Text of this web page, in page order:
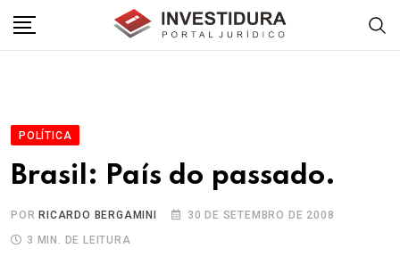
POLÍTICA
Brasil: País do passado.
POR RICARDO BERGAMINI
30 DE SETEMBRO DE 2008
3 MIN. DE LEITURA